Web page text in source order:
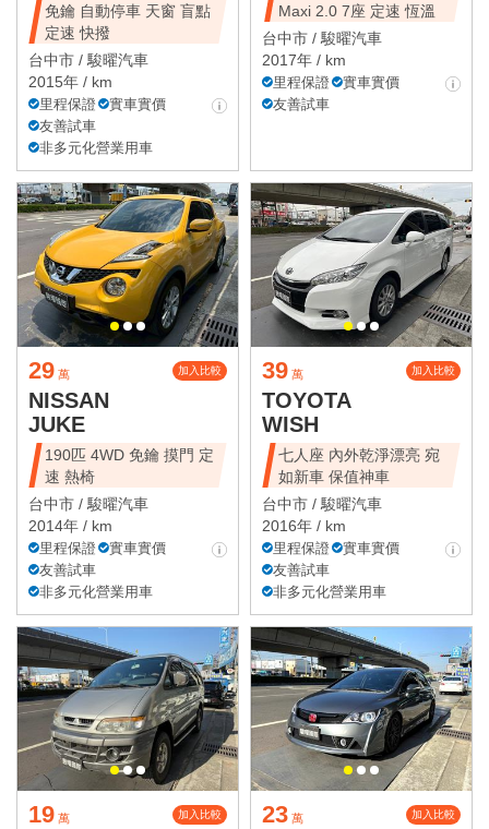
免鑰 自動停車 天窗 盲點
定速 快撥
台中市 / 駿曜汽車
2015年 / km
里程保證
實車實價
友善試車
非多元化營業用車
Maxi 2.0 7座 定速 恆溫
台中市 / 駿曜汽車
2017年 / km
里程保證
實車實價
友善試車
29 萬 加入比較
NISSAN
JUKE
190匹 4WD 免鑰 摸門 定
速 熱椅
台中市 / 駿曜汽車
2014年 / km
里程保證
實車實價
友善試車
非多元化營業用車
39 萬 加入比較
TOYOTA
WISH
七人座 內外乾淨漂亮 宛
如新車 保值神車
台中市 / 駿曜汽車
2016年 / km
里程保證
實車實價
友善試車
非多元化營業用車
19 萬 加入比較 23 萬 加入比較